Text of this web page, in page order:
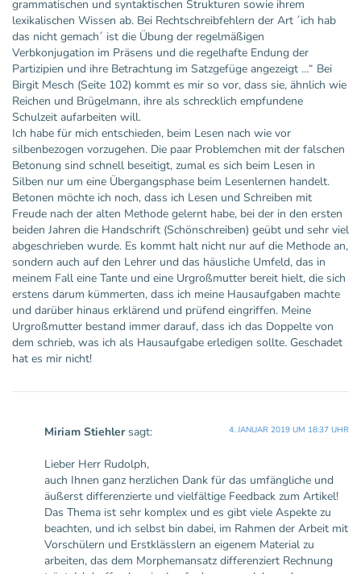
grammatischen und syntaktischen Strukturen sowie ihrem
lexikalischen Wissen ab. Bei Rechtschreibfehlern der Art ´ich hab
das nicht gemach´ ist die Übung der regelmäßigen
Verbkonjugation im Präsens und die regelhafte Endung der
Partizipien und ihre Betrachtung im Satzgefüge angezeigt …“ Bei
Birgit Mesch (Seite 102) kommt es mir so vor, dass sie, ähnlich wie
Reichen und Brügelmann, ihre als schrecklich empfundene
Schulzeit aufarbeiten will.
Ich habe für mich entschieden, beim Lesen nach wie vor
silbenbezogen vorzugehen. Die paar Problemchen mit der falschen
Betonung sind schnell beseitigt, zumal es sich beim Lesen in
Silben nur um eine Übergangsphase beim Lesenlernen handelt.
Betonen möchte ich noch, dass ich Lesen und Schreiben mit
Freude nach der alten Methode gelernt habe, bei der in den ersten
beiden Jahren die Handschrift (Schönschreiben) geübt und sehr viel
abgeschrieben wurde. Es kommt halt nicht nur auf die Methode an,
sondern auch auf den Lehrer und das häusliche Umfeld, das in
meinem Fall eine Tante und eine Urgroßmutter bereit hielt, die sich
erstens darum kümmerten, dass ich meine Hausaufgaben machte
und darüber hinaus erklärend und prüfend eingriffen. Meine
Urgroßmutter bestand immer darauf, dass ich das Doppelte von
dem schrieb, was ich als Hausaufgabe erledigen sollte. Geschadet
hat es mir nicht!
Miriam Stiehler sagt: 4. JANUAR 2019 UM 18:37 UHR
Lieber Herr Rudolph,
auch Ihnen ganz herzlichen Dank für das umfängliche und
äußerst differenzierte und vielfältige Feedback zum Artikel!
Das Thema ist sehr komplex und es gibt viele Aspekte zu
beachten, und ich selbst bin dabei, im Rahmen der Arbeit mit
Vorschülern und Erstklässlern an eigenem Material zu
arbeiten, das dem Morphemansatz differenziert Rechnung